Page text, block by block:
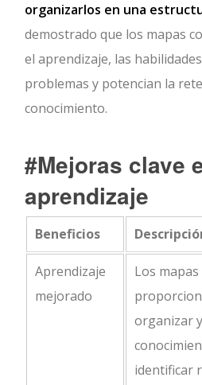
organizarlos en una
demostrado que los mapas
el aprendizaje, las
problemas y potencian la
conocimiento.
#Mejoras clave
aprendizaje
Beneficios
Aprendizaje
mejorado
Los
organizar
identificar